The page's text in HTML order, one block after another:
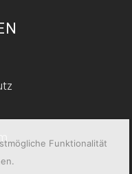
Funktionalität